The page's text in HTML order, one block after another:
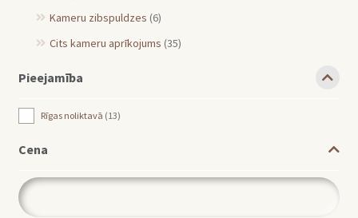
Kameru zibspuldzes (6)
Cits kameru aprīkojums (35)
Pieejamība
Rīgas noliktavā 13
Cena